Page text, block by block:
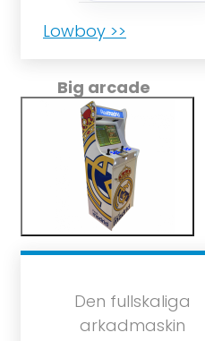
Lowboy >>
Big arcade
Den fullskaliga
arkadmaskin